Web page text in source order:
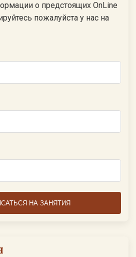
о предстоящих OnLine
пожалуйста у нас на
НА ЗАНЯТИЯ